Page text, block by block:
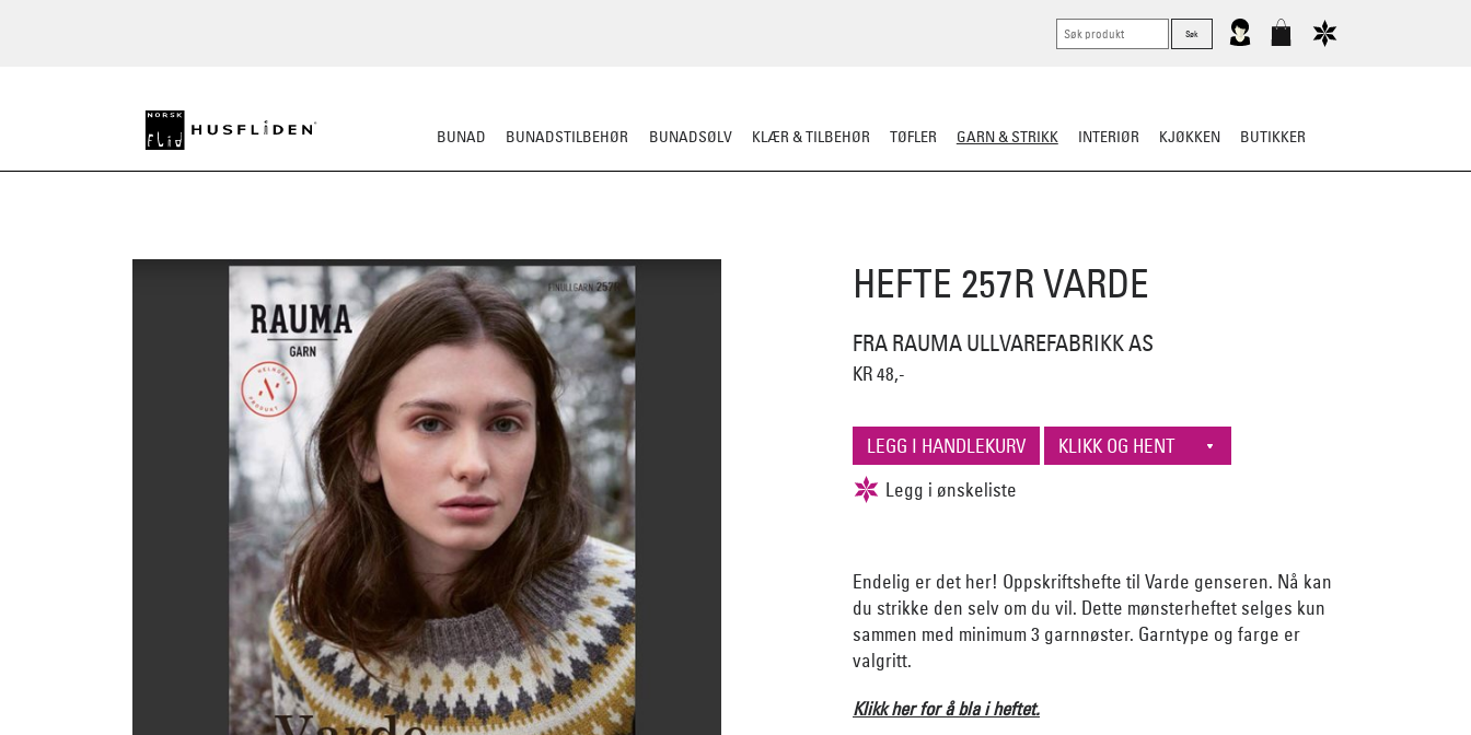
BUNAD BUNADSTILBEHØR BUNADSØLV KLÆR & TILBEHØR TØFLER GARN & STRIKK INTERIØR KJØKKEN BUTIKKER
HEFTE 257R VARDE
FRA RAUMA ULLVAREFABRIKK AS
KR 48,-
Endelig er det her! Oppskriftshefte til Varde genseren. Nå kan
du strikke den selv om du vil. Dette mønsterheftet selges kun
sammen med minimum 3 garnnøster. Garntype og farge er
valgritt.
Klikk her for å bla i heftet.